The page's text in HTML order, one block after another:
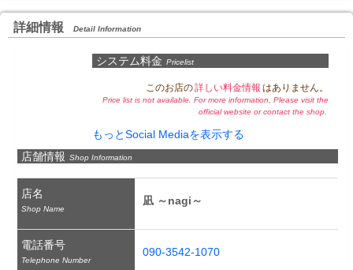
詳細情報 Detail Information
システム料金 Pricelist
このお店の詳しい料金情報 はありません。
Price list is not available. For more information, Please visit the
official website or contact the shop.
もっとSocial Mediaを表示する
店舗情報 Shop Information
店名
Shop Name
凪 ～nagi～
電話番号
Telephone Number
090-3542-1070